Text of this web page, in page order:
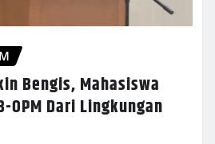
Bengis, Mahasiswa
OPM Dari Lingkungan